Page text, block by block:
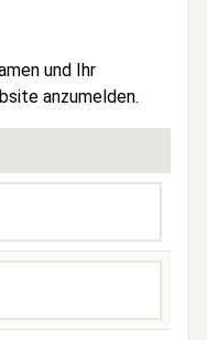
und Ihr
anzumelden.